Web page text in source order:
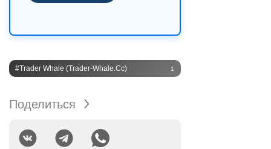
#Trader Whale (trader-Whale.cc) 1
Поделиться